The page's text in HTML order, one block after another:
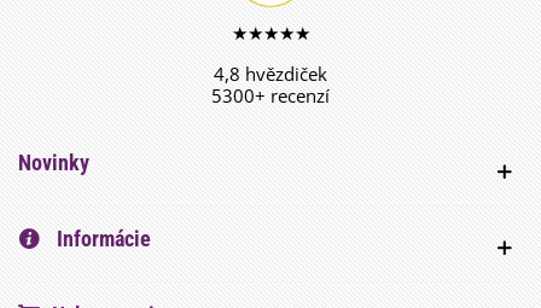
★★★★★
4,8 hvězdiček
5300+ recenzí
Novinky
Informácie